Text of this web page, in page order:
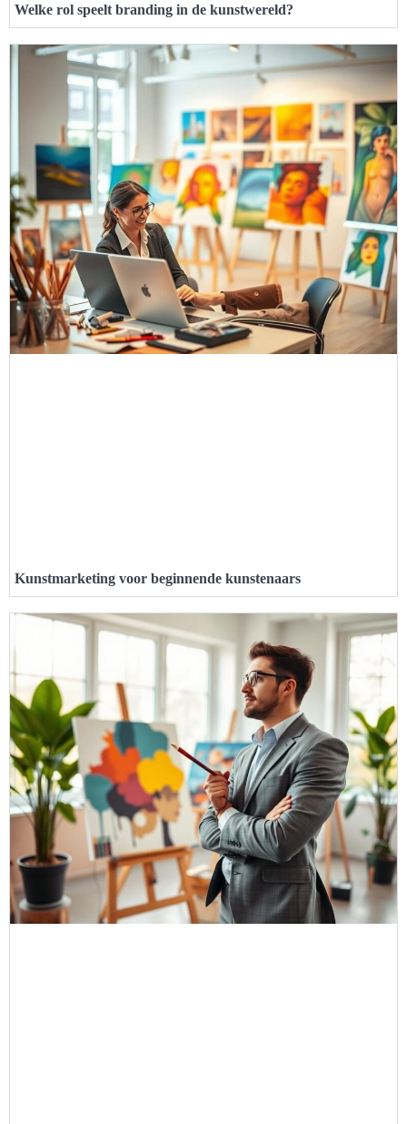
Welke rol speelt branding in de kunstwereld?
Kunstmarketing voor beginnende kunstenaars